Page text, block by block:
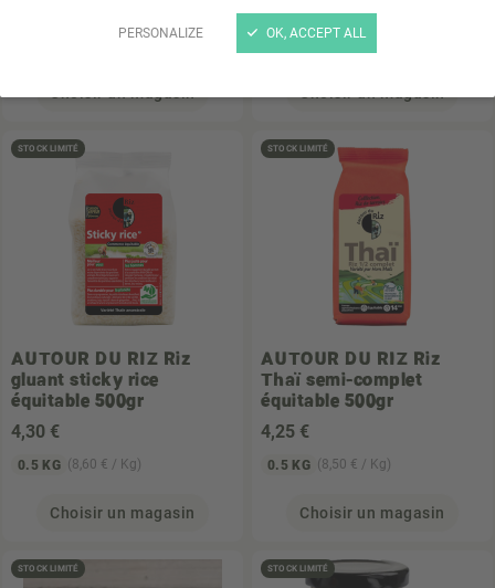
PERSONALIZE OK, ACCEPT ALL
4,30 €
STOCK LIMITÉ
AUTOUR DU RIZ Riz
gluant sticky rice
équitable 500gr
4,30 €
0.5 KG (8,60 € / Kg)
Choisir un magasin
STOCK LIMITÉ
AUTOUR DU RIZ Riz
Thaï semi-complet
équitable 500gr
4,25 €
0.5 KG (8,50 € / Kg)
Choisir un magasin
STOCK LIMITÉ STOCK LIMITÉ